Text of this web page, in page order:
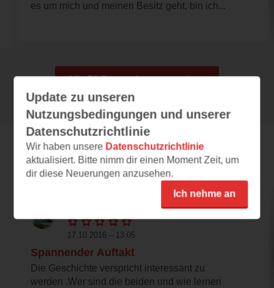
es um mich und meinen Besitz geht, bin ich...
Alle 70 Rezensionen anzeigen
Leseeindrücke
17.10.2016 – 13:05
Spannender Auftakt
Die Geschichte verspricht interessant zu
werden .Wer sind die beiden und wie lernen
Update zu unseren
Nutzungsbedingungen und unserer
Datenschutzrichtlinie
Wir haben unsere Datenschutzrichtlinie
aktualisiert. Bitte nimm dir einen Moment Zeit, um
dir diese Neuerungen anzusehen.
Ich nehme an